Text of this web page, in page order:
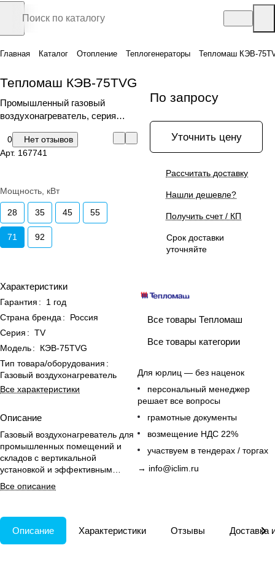
Главная Каталог Отопление Теплогенераторы Тепломаш КЭВ-
Тепломаш КЭВ-75TVG
Промышленный газовый
воздухонагреватель, серия
0
Нет отзывов
Арт. 167741
Мощность, кВт
28 35 45 55
71 92
Характеристики
Гарантия :
1 год
Страна бренда :
Россия
Серия : TV
Модель:
КЭВ-75TVG
Тип товара/оборудования :
Газовый воздухонагреватель
Все характеристики
Описание
Газовый воздухонагреватель для
промышленных помещений и
складов с вертикальной
установкой и эффективным
отоплением до 710 м².
Все описание
По запросу
Уточнить цену
Рассчитать доставку
Нашли дешевле?
Получить счет / КП
Срок доставки
уточняйте
Все товары Тепломаш
Все товары категории
Для юрлиц — без наценок
персональный менеджер
решает все вопросы
грамотные документы
возмещение НДС 22%
участвуем в тендерах / торгах
→ info@iclim.ru
Описание Характеристики Отзывы Доставка